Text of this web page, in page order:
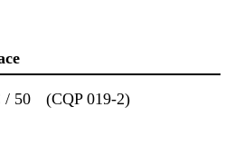
/ 50
(CQP 019-2)